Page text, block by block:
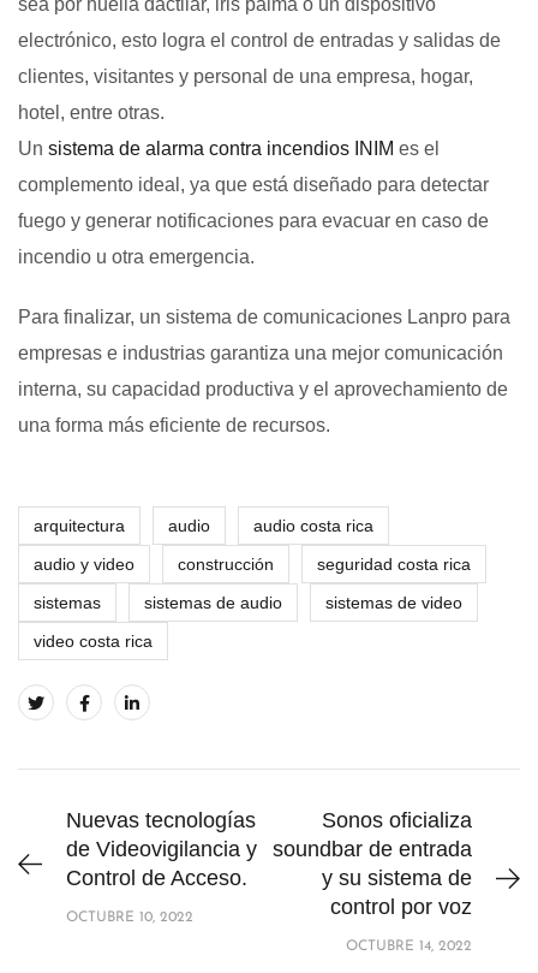
electrónico, esto logra el control de entradas y salidas de
clientes, visitantes y personal de una empresa, hogar,
hotel, entre otras.
Un sistema de alarma contra incendios INIM es el
complemento ideal, ya que está diseñado para detectar
fuego y generar notificaciones para evacuar en caso de
incendio u otra emergencia.
Para finalizar, un sistema de comunicaciones Lanpro para
empresas e industrias garantiza una mejor comunicación
interna, su capacidad productiva y el aprovechamiento de
una forma más eficiente de recursos.
arquitectura audio
audio costa rica
audio y video
construcción
seguridad costa rica
sistemas
sistemas de audio
sistemas de video
video costa rica
Nuevas tecnologías
de Videovigilancia y
Control de Acceso.
OCTUBRE 10, 2022
Sonos oficializa
soundbar de entrada
y su sistema de
control por voz
OCTUBRE 14, 2022